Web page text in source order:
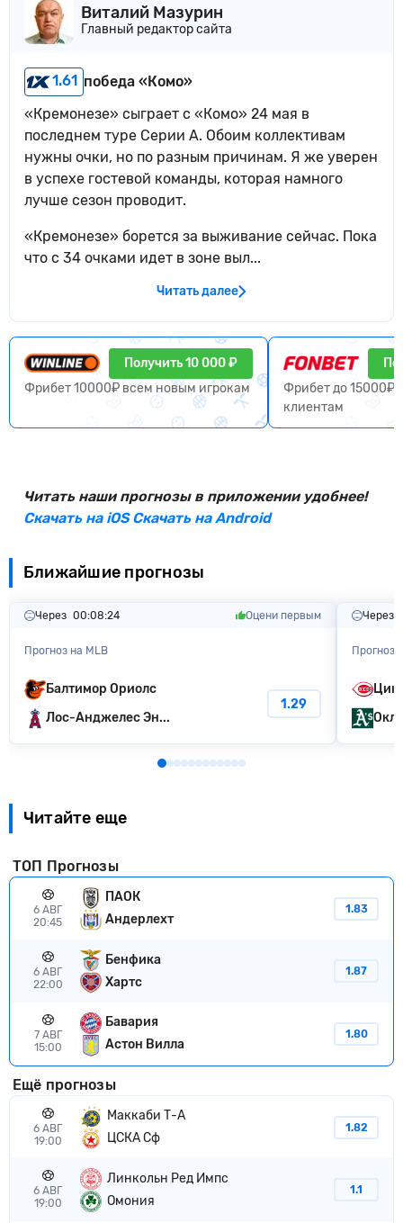
Виталий Мазурин
Главный редактор сайта
1.61 победа «Комо»
«Кремонезе» сыграет с «Комо» 24 мая в
последнем туре Серии А. Обоим коллективам
нужны очки, но по разным причинам. Я же уверен
в успехе гостевой команды, которая намного
лучше сезон проводит.
«Кремонезе» борется за выживание сейчас. Пока
что с 34 очками идет в зоне выл...
Читать далее
Получить 10 000 ₽
Фрибет 10000₽ всем новым игрокам
Фрибет до 15000₽
клиентам
Читать наши прогнозы в приложении удобнее!
Скачать на iOSСкачать на Android
Ближайшие прогнозы
Через 00:08:23 Оцени первым
Прогноз на MLB
Балтимор Ориолс
Лос-Анджелес Эн...
1.29
Через
Прогноз
Читайте еще
ТОП Прогнозы
6 АВГ
20:45
ПАОК
Андерлехт
1.83
6 АВГ
22:00
Бенфика
Хартс
1.87
7 АВГ
15:00
Бавария
Астон Вилла
1.80
Ещё прогнозы
6 АВГ
19:00
Маккаби Т-А
ЦСКА Сф
1.82
6 АВГ
19:00
Линкольн Ред Импс
Омония
1.1